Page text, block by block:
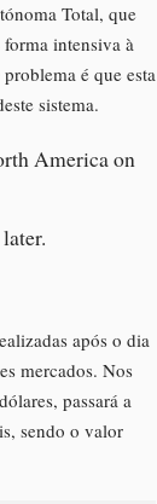
Total, que
intensiva à
é que esta
sistema.
America on
após o dia
mercados. Nos
passará a
sendo o valor